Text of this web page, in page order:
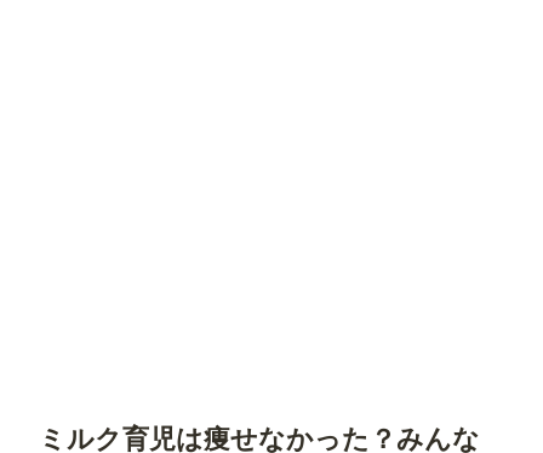
ミルク育児は痩せなかった？みんな